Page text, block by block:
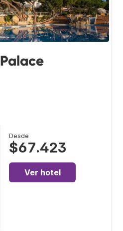
Desde
$67.423
Ver hotel